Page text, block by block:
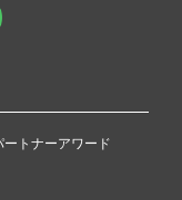
ートナーアワード